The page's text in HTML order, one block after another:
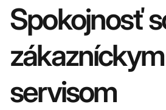
Spokojnosť
zákazníckym
servisom